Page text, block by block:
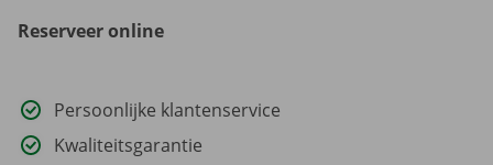
Reserveer online
Persoonlijke klantenservice
Kwaliteitsgarantie